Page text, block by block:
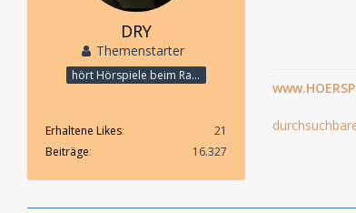
DRY
Themenstarter
hört Hörspiele beim Rasenmähen
Erhaltene Likes
21
Beiträge
16.327